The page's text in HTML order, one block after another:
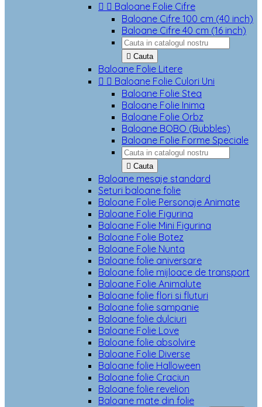
  Baloane Folie Cifre
Baloane Cifre 100 cm (40 inch)
Baloane Cifre 40 cm (16 inch)
 Cauta
Baloane Folie Litere
  Baloane Folie Culori Uni
Baloane Folie Stea
Baloane Folie Inima
Baloane Folie Orbz
Baloane BOBO (Bubbles)
Baloane Folie Forme Speciale
 Cauta
Baloane mesaje standard
Seturi baloane folie
Baloane Folie Personaje Animate
Baloane Folie Figurina
Baloane Folie Mini Figurina
Baloane Folie Botez
Baloane Folie Nunta
Baloane folie aniversare
Baloane folie mijloace de transport
Baloane Folie Animalute
Baloane folie flori si fluturi
Baloane folie sampanie
Baloane folie dulciuri
Baloane Folie Love
Baloane folie absolvire
Baloane Folie Diverse
Baloane folie Halloween
Baloane folie Craciun
Baloane folie revelion
Baloane mate din folie